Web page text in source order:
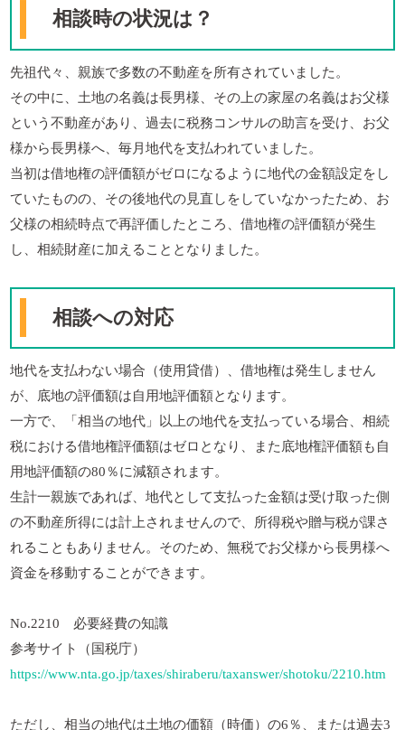
相談時の状況は？
先祖代々、親族で多数の不動産を所有されていました。
その中に、土地の名義は長男様、その上の家屋の名義はお父様
という不動産があり、過去に税務コンサルの助言を受け、お父
様から長男様へ、毎月地代を支払われていました。
当初は借地権の評価額がゼロになるように地代の金額設定をし
ていたものの、その後地代の見直しをしていなかったため、お
父様の相続時点で再評価したところ、借地権の評価額が発生
し、相続財産に加えることとなりました。
相談への対応
地代を支払わない場合（使用貸借）、借地権は発生しません
が、底地の評価額は自用地評価額となります。
一方で、「相当の地代」以上の地代を支払っている場合、相続
税における借地権評価額はゼロとなり、また底地権評価額も自
用地評価額の80％に減額されます。
生計一親族であれば、地代として支払った金額は受け取った側
の不動産所得には計上されませんので、所得税や贈与税が課さ
れることもありません。そのため、無税でお父様から長男様へ
資金を移動することができます。
No.2210 必要経費の知識
参考サイト（国税庁）
https://www.nta.go.jp/taxes/shiraberu/taxanswer/shotoku/2210.htm
ただし、相当の地代は土地の価額（時価）の6％、または過去3